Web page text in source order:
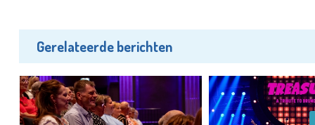
Gerelateerde berichten